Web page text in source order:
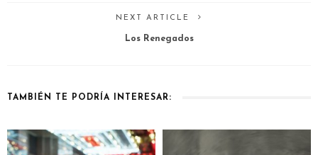
NEXT ARTICLE
Los Renegados
TAMBIÉN TE PODRÍA INTERESAR: